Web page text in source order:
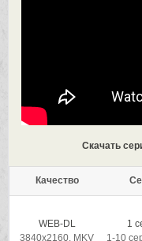
Скачать
Качество
WEB-DL
3840x2160, MKV
1
1-10